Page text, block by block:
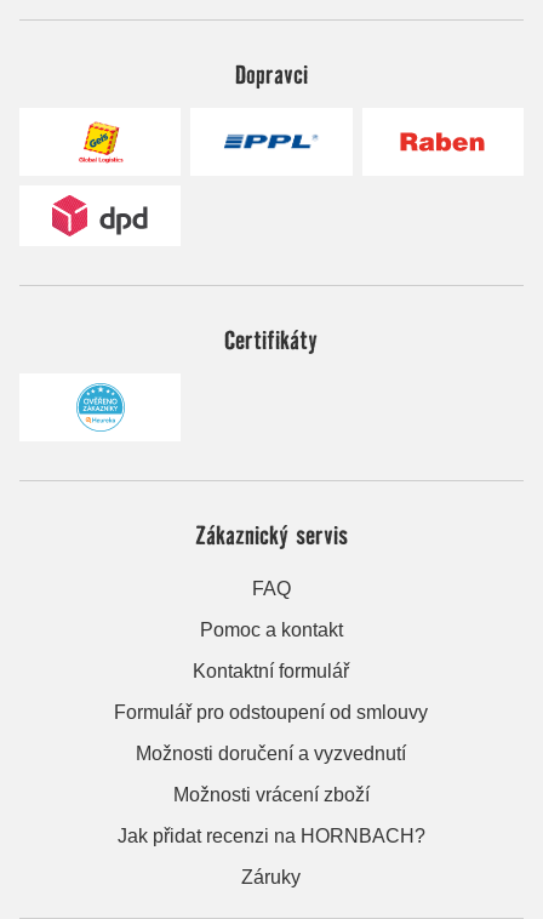
Dopravci
Certifikáty
Zákaznický servis
FAQ
Pomoc a kontakt
Kontaktní formulář
Formulář pro odstoupení od smlouvy
Možnosti doručení a vyzvednutí
Možnosti vrácení zboží
Jak přidat recenzi na HORNBACH?
Záruky